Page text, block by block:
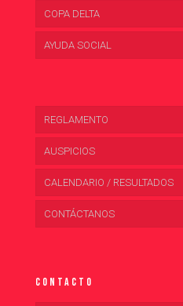
COPA DELTA
AYUDA SOCIAL
REGLAMENTO
AUSPICIOS
CALENDARIO / RESULTADOS
CONTÁCTANOS
Contacto